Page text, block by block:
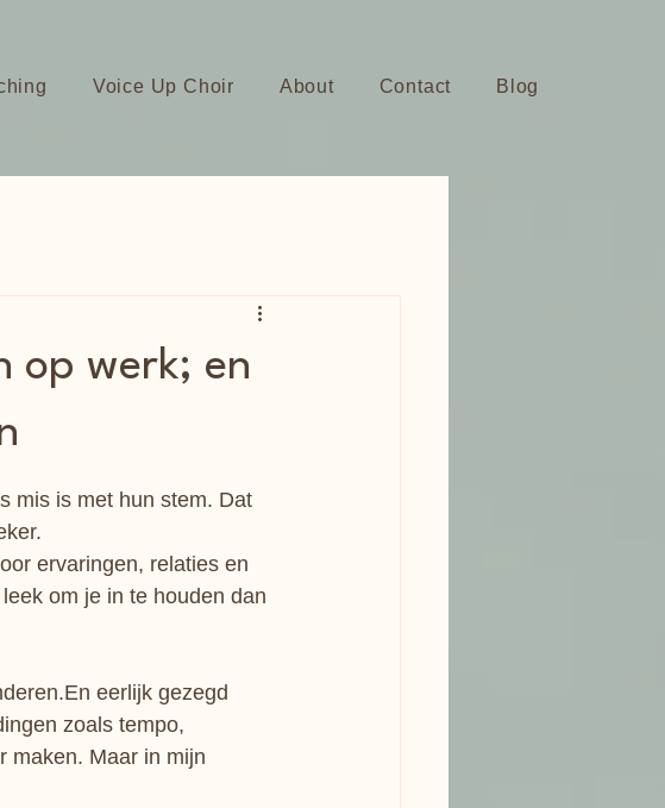
Voice Up Choir About Contact Blog
op werk; en
mis is met hun stem. Dat
ervaringen, relaties en
om je in te houden dan
eerlijk gezegd
zoals tempo,
maken. Maar in mijn